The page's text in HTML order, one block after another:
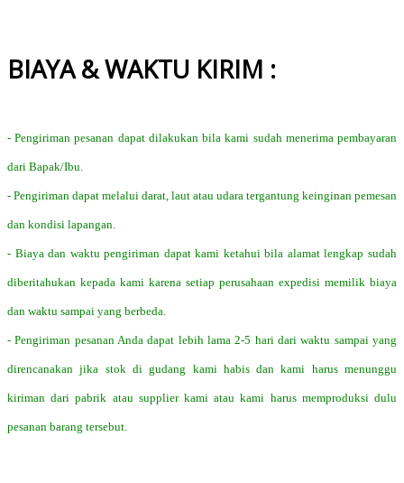
BIAYA & WAKTU KIRIM :
- Pengiriman pesanan dapat dilakukan bila kami sudah menerima pembayaran
dari Bapak/Ibu.
- Pengiriman dapat melalui darat, laut atau udara tergantung keinginan pemesan
dan kondisi lapangan.
- Biaya dan waktu pengiriman dapat kami ketahui bila alamat lengkap sudah
diberitahukan kepada kami karena setiap perusahaan expedisi memilik biaya
dan waktu sampai yang berbeda.
- Pengiriman pesanan Anda dapat lebih lama 2-5 hari dari waktu sampai yang
direncanakan jika stok di gudang kami habis dan kami harus menunggu
kiriman dari pabrik atau supplier kami atau kami harus memproduksi dulu
pesanan barang tersebut.